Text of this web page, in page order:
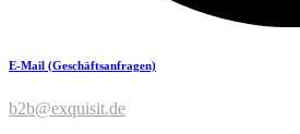
E-Mail (Geschäftsanfragen)
b2b@exquisit.de